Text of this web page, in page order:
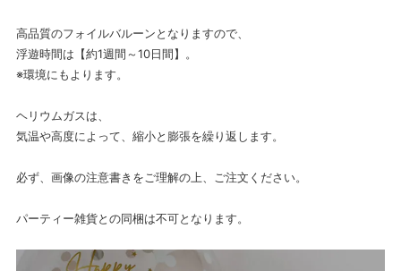
高品質のフォイルバルーンとなりますので、
浮遊時間は【約1週間～10日間】。
※環境にもよります。
ヘリウムガスは、
気温や高度によって、縮小と膨張を繰り返します。
必ず、画像の注意書きをご理解の上、ご注文ください。
パーティー雑貨との同梱は不可となります。